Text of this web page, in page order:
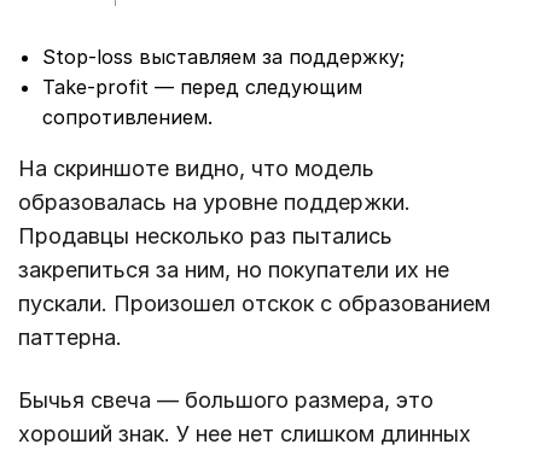
Stop-loss выставляем за поддержку;
Take-profit ― перед следующим
сопротивлением.
На скриншоте видно, что модель
образовалась на уровне поддержки.
Продавцы несколько раз пытались
закрепиться за ним, но покупатели их не
пускали. Произошел отскок с образованием
паттерна.
Бычья свеча ― большого размера, это
хороший знак. У нее нет слишком длинных